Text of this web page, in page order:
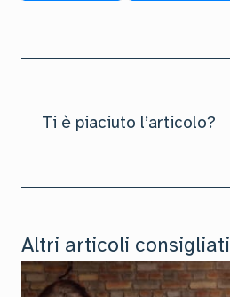
Ti è piaciuto l’articolo?
Altri articoli consigliati